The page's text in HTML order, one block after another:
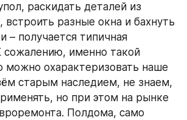
раскидать деталей из
встроить разные окна и бахнуть
– получается типичная
именно такой
можно охарактеризовать наше
старым наследием, не знаем,
но при этом на рынке
Полдома, само